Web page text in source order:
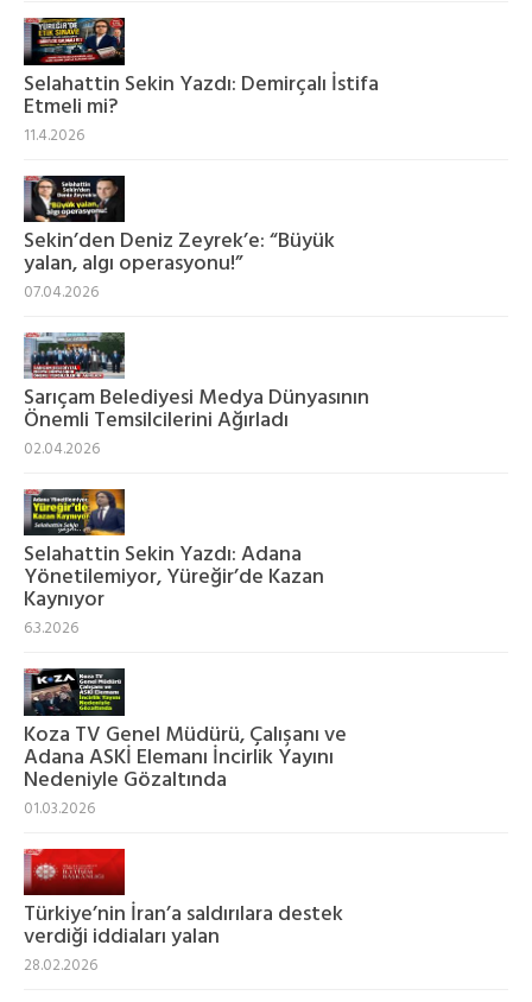
Selahattin Sekin Yazdı: Demirçalı İstifa
Etmeli mi?
11.4.2026
Sekin’den Deniz Zeyrek’e: “Büyük
yalan, algı operasyonu!”
07.04.2026
Sarıçam Belediyesi Medya Dünyasının
Önemli Temsilcilerini Ağırladı
02.04.2026
Selahattin Sekin Yazdı: Adana
Yönetilemiyor, Yüreğir’de Kazan
Kaynıyor
6.3.2026
Koza TV Genel Müdürü, Çalışanı ve
Adana ASKİ Elemanı İncirlik Yayını
Nedeniyle Gözaltında
01.03.2026
Türkiye’nin İran’a saldırılara destek
verdiği iddiaları yalan
28.02.2026